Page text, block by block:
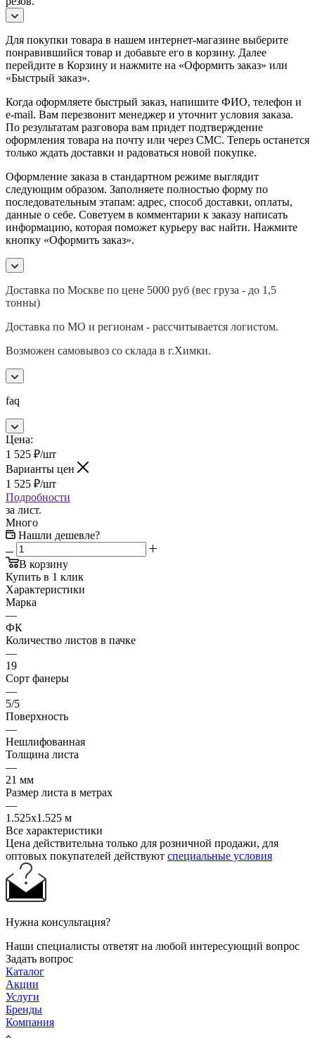
Для покупки товара в нашем интернет-магазине выберите
понравившийся товар и добавьте его в корзину. Далее
перейдите в Корзину и нажмите на «Оформить заказ» или
«Быстрый заказ».
Когда оформляете быстрый заказ, напишите ФИО, телефон и
e-mail. Вам перезвонит менеджер и уточнит условия заказа.
По результатам разговора вам придет подтверждение
оформления товара на почту или через СМС. Теперь останется
только ждать доставки и радоваться новой покупке.
Оформление заказа в стандартном режиме выглядит
следующим образом. Заполняете полностью форму по
последовательным этапам: адрес, способ доставки, оплаты,
данные о себе. Советуем в комментарии к заказу написать
информацию, которая поможет курьеру вас найти. Нажмите
кнопку «Оформить заказ».
Доставка по Москве по цене 5000 руб (вес груза - до 1,5
тонны)
Доставка по МО и регионам - рассчитывается логистом.
Возможен самовывоз со склада в г.Химки.
faq
Цена:
1 525 ₽/шт
Варианты цен
1 525 ₽/шт
Подробности
за лист.
Много
Нашли дешевле?
В корзину
Купить в 1 клик
Характеристики
Марка
—
ФК
Количество листов в пачке
—
19
Сорт фанеры
—
5/5
Поверхность
—
Нешлифованная
Толщина листа
—
21 мм
Размер листа в метрах
—
1.525x1.525 м
Все характеристики
Цена действительна только для розничной продажи, для
оптовых покупателей действуют специальные условия
Нужна консультация?
Наши специалисты ответят на любой интересующий вопрос
Задать вопрос
Каталог
Акции
Услуги
Бренды
Компания